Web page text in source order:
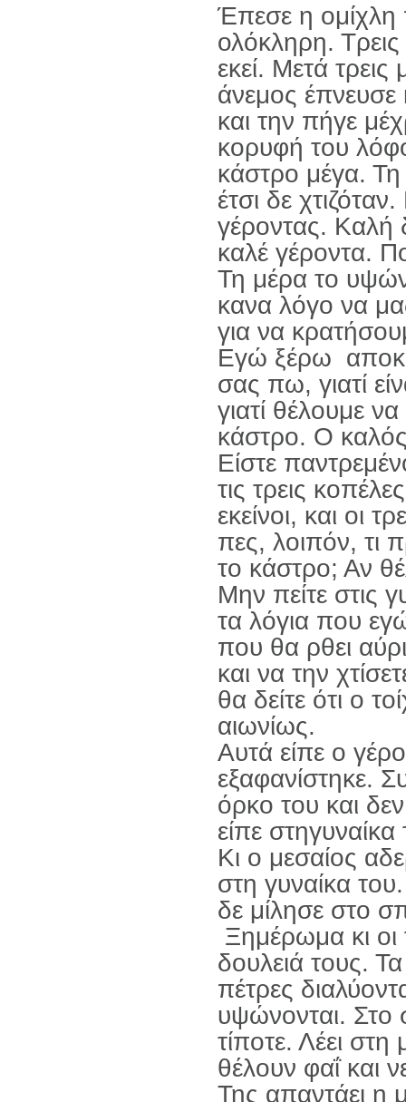
Έπεσε η
ολόκληρη. Τρεις
εκεί. Μετά
άνεμος
και την πήγε
κορυφή του
κάστρο μέγα. Τη
έτσι δε
γέροντας. Καλή
καλέ γέροντα.
Τη μέρα το
κανα λόγο να
για να
Εγώ ξέρω
σας πω, γιατί
γιατί θέλουμε
κάστρο. Ο καλός
Είστε
τις τρεις
εκείνοι, και οι
πες, λοιπόν, τι
το κάστρο; Αν
Μην πείτε στις
τα λόγια που
που θα ρθει
και να την
θα δείτε ότι ο
αιωνίως.
Αυτά είπε ο
εξαφανίστηκε.
όρκο του και
είπε
Κι ο μεσαίος
στη γυναίκα
δε μίλησε στο
Ξημέρωμα κι οι
δουλειά τους.
πέτρες
υψώνονται. Στο
τίποτε. Λέει
θέλουν φαΐ και
Της απαντάει η